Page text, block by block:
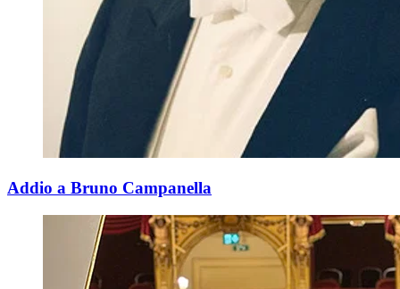
Addio a Bruno Campanella